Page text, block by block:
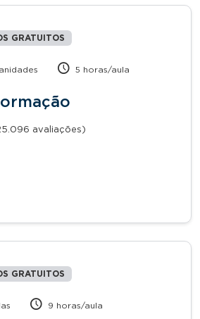
GRATUITOS
5 horas/aula
avaliações)
GRATUITOS
9 horas/aula